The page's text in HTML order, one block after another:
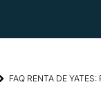
FAQ RENTA DE